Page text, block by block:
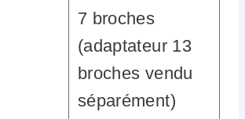
7 broches
(adaptateur 13
broches vendu
séparément)